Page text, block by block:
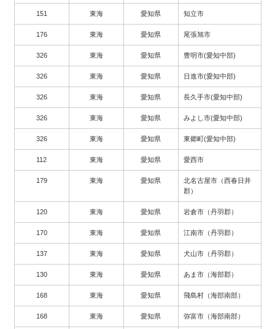
151 東海 愛知県 知立市
176 東海 愛知県 尾張旭市
326 東海 愛知県 豊明市(愛知中部)
326 東海 愛知県 日進市(愛知中部)
326 東海 愛知県 長久手市(愛知中部)
326 東海 愛知県 みよし市(愛知中部)
326 東海 愛知県 東郷町(愛知中部)
112 東海 愛知県 愛西市
179 東海 愛知県
北名古屋市（西春日井
郡）
120 東海 愛知県 岩倉市（丹羽郡）
170 東海 愛知県 江南市（丹羽郡）
137 東海 愛知県 犬山市（丹羽郡）
130 東海 愛知県 あま市（海部郡）
168 東海 愛知県 飛島村（海部南部）
168 東海 愛知県 弥富市（海部南部）